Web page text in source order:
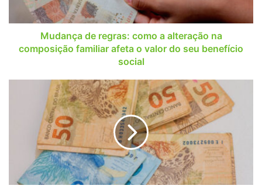
composição
familiar
Mudança de regras: como a alteração na
composição familiar afeta o valor do seu benefício
social
novo
programa